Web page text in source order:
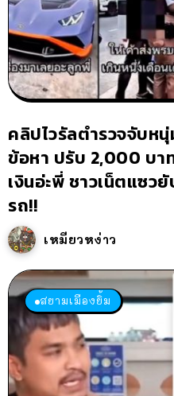
คลิปไวรัลตำรวจจับห
ข้อหา ปรับ 2,000 บา
เงินอ่ะพี่ ชาวเน็ตแซว
รถ!!
เหมียวหง่าว
สยามเมืองยิ้ม